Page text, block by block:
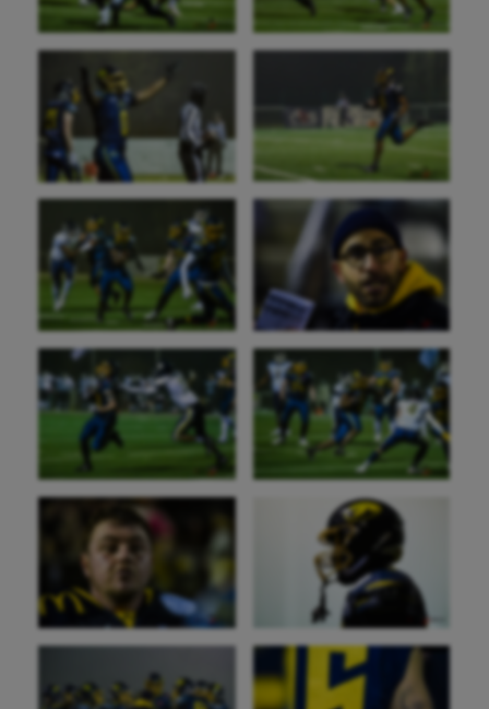
Aéronautique
Athlétisme
Auto
Aviron
Balle à la main
Ballon au poing
Baseball
Billard
Boules lyonnaises
Canoë-kayak
Cerf Volant